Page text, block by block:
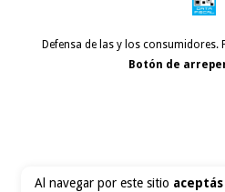
Al navegar por este sitio
Defensa de las y los consumidores.
Botón de